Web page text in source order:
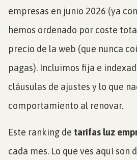
empresas en junio 2026 (ya
hemos ordenado por coste
precio de la web (que nunca
pagas). Incluimos fija e
cláusulas de ajustes y lo que
comportamiento al renovar.
Este ranking de tarifas luz
cada mes. Lo que ves aquí son